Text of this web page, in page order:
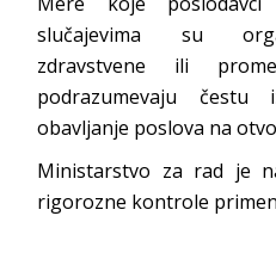
slučajevima su
zdravstvene ili
podrazumevaju čestu
obavljanje poslova na
Ministarstvo za rad je
rigorozne kontrole